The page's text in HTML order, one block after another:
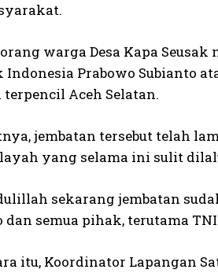
warga Desa Kapa
Indonesia Prabowo Subianto
Aceh Selatan.
jembatan tersebut telah
yang selama ini sulit
sekarang jembatan
dan semua pihak, terutama
itu, Koordinator Lapangan